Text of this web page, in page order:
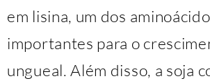
em lisina, um dos
importantes para o
ungueal. Além disso, a soja